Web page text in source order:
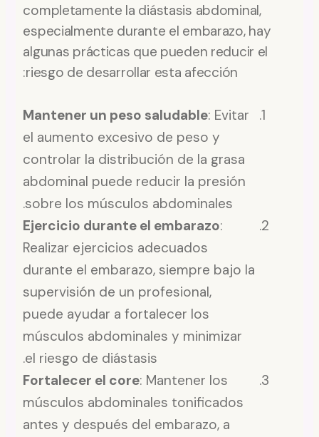
completamente la diástasis abdominal,
especialmente durante el embarazo, hay
algunas prácticas que pueden reducir el
riesgo de desarrollar esta afección:
Mantener un peso saludable: Evitar
el aumento excesivo de peso y
controlar la distribución de la grasa
abdominal puede reducir la presión
sobre los músculos abdominales.
Ejercicio durante el embarazo:
Realizar ejercicios adecuados
durante el embarazo, siempre bajo la
supervisión de un profesional,
puede ayudar a fortalecer los
músculos abdominales y minimizar
el riesgo de diástasis.
Fortalecer el core: Mantener los
músculos abdominales tonificados
antes y después del embarazo, a